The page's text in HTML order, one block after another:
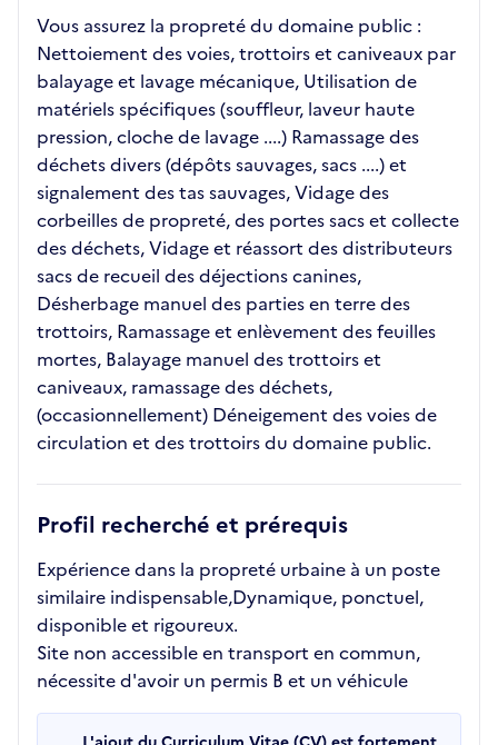
Vous assurez la propreté du domaine public :
Nettoiement des voies, trottoirs et caniveaux par
balayage et lavage mécanique, Utilisation de
matériels spécifiques (souffleur, laveur haute
pression, cloche de lavage ....) Ramassage des
déchets divers (dépôts sauvages, sacs ....) et
signalement des tas sauvages, Vidage des
corbeilles de propreté, des portes sacs et collecte
des déchets, Vidage et réassort des distributeurs
sacs de recueil des déjections canines,
Désherbage manuel des parties en terre des
trottoirs, Ramassage et enlèvement des feuilles
mortes, Balayage manuel des trottoirs et
caniveaux, ramassage des déchets,
(occasionnellement) Déneigement des voies de
circulation et des trottoirs du domaine public.
Profil recherché et prérequis
Expérience dans la propreté urbaine à un poste
similaire indispensable,Dynamique, ponctuel,
disponible et rigoureux.
Site non accessible en transport en commun,
nécessite d'avoir un permis B et un véhicule